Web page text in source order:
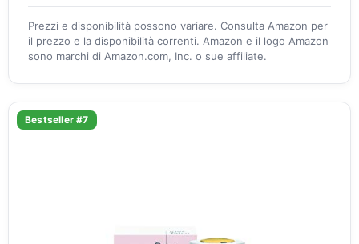
Prezzi e disponibilità possono variare. Consulta Amazon per
il prezzo e la disponibilità correnti. Amazon e il logo Amazon
sono marchi di Amazon.com, Inc. o sue affiliate.
Bestseller #7